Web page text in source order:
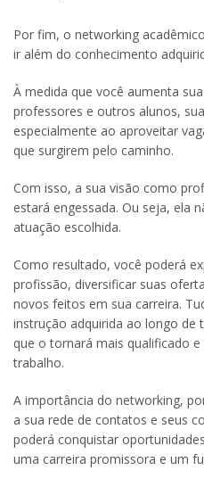
Por fim, o networking
ir além do conhecimento
À medida que você aumenta
professores e outros alunos,
especialmente ao aproveitar
que surgirem pelo caminho.
Com isso, a sua visão como
estará engessada. Ou seja, ela
atuação escolhida.
Como resultado, você poderá
profissão, diversificar suas
novos feitos em sua carreira.
instrução adquirida ao longo de
que o tornará mais qualificado
trabalho.
A importância do networking,
a sua rede de contatos e seus
poderá conquistar
uma carreira promissora e um